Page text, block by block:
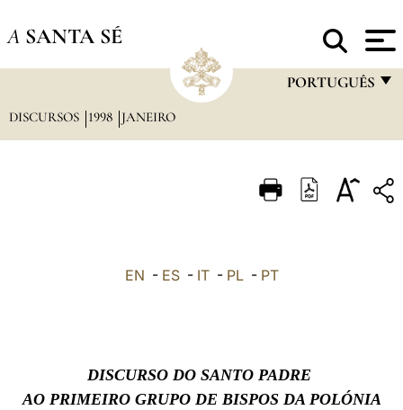
A SANTA SÉ
PORTUGUÊS
ITALIANO
中文
DISCURSOS 1998 JANEIRO
EN - ES- IT- PL- PT
DISCURSO DO SANTO PADRE
AO PRIMEIRO GRUPO DE BISPOS DA POLÓNIA